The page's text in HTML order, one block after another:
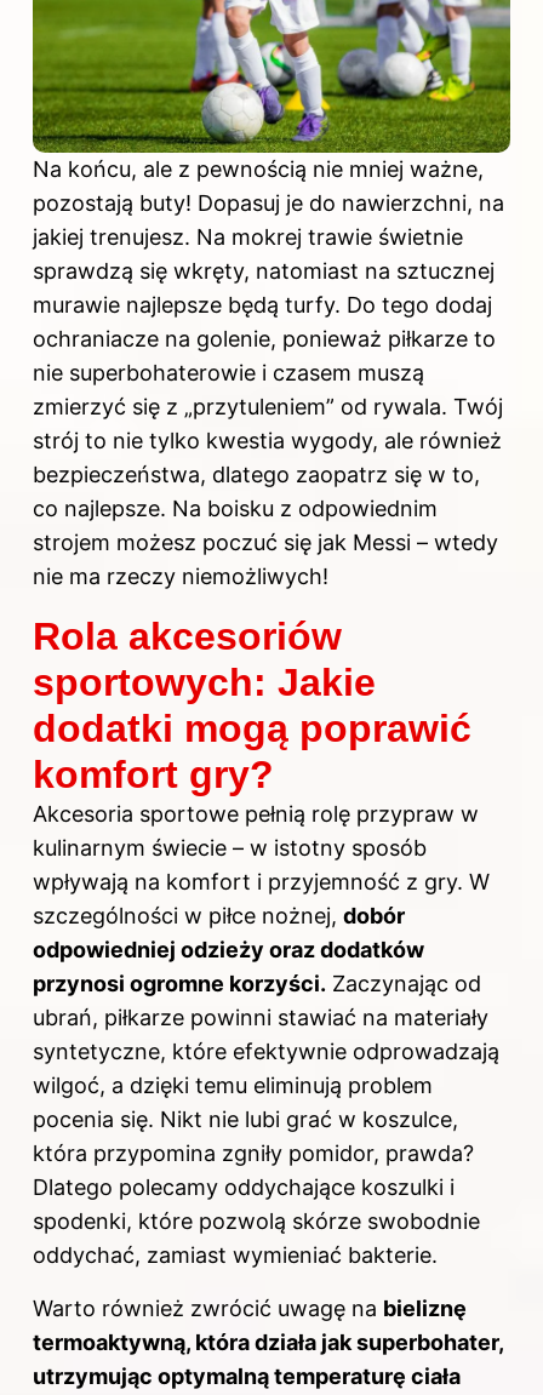
Na końcu, ale z pewnością nie mniej ważne,
pozostają buty! Dopasuj je do nawierzchni, na
jakiej trenujesz. Na mokrej trawie świetnie
sprawdzą się wkręty, natomiast na sztucznej
murawie najlepsze będą turfy. Do tego dodaj
ochraniacze na golenie, ponieważ piłkarze to
nie superbohaterowie i czasem muszą
zmierzyć się z „przytuleniem” od rywala. Twój
strój to nie tylko kwestia wygody, ale również
bezpieczeństwa, dlatego zaopatrz się w to,
co najlepsze. Na boisku z odpowiednim
strojem możesz poczuć się jak Messi – wtedy
nie ma rzeczy niemożliwych!
Rola akcesoriów
sportowych: Jakie
dodatki mogą poprawić
komfort gry?
Akcesoria sportowe pełnią rolę przypraw w
kulinarnym świecie – w istotny sposób
wpływają na komfort i przyjemność z gry. W
szczególności w piłce nożnej, dobór
odpowiedniej odzieży oraz dodatków
przynosi ogromne korzyści. Zaczynając od
ubrań, piłkarze powinni stawiać na materiały
syntetyczne, które efektywnie odprowadzają
wilgoć, a dzięki temu eliminują problem
pocenia się. Nikt nie lubi grać w koszulce,
która przypomina zgniły pomidor, prawda?
Dlatego polecamy oddychające koszulki i
spodenki, które pozwolą skórze swobodnie
oddychać, zamiast wymieniać bakterie.
Warto również zwrócić uwagę na bieliznę
termoaktywną, która działa jak superbohater,
utrzymując optymalną temperaturę ciała